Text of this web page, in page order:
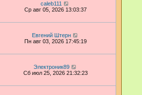
caleb111
Ср авг 05, 2026 13:03:37
Евгений Штерн
Пн авг 03, 2026 17:45:19
Электроник89
Сб июл 25, 2026 21:32:23